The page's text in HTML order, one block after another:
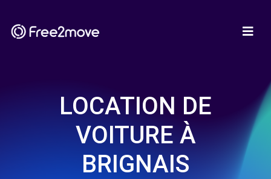
LOCATION DE
VOITURE À
BRIGNAIS